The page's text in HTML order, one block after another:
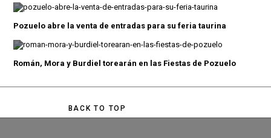
Pozuelo abre la venta de entradas para su feria taurina
Román, Mora y Burdiel torearán en las Fiestas de Pozuelo
BACK TO TOP